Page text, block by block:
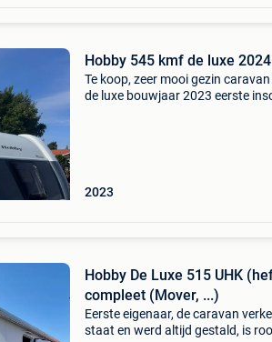
Hobby 545 kmf de luxe 2024
Te koop, zeer mooi gezin
de luxe bouwjaar 2023 eerste
2023
Hobby De Luxe 515 UHK
compleet (Mover, ...)
Eerste eigenaar, de caravan
staat en werd altijd gestald, is